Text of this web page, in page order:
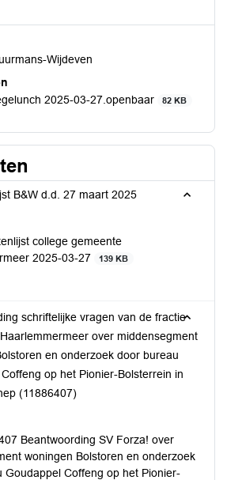
Wijdeven
2025-03-27.openbaar
82 KB
B&W d.d. 27 maart 2025
college gemeente
2025-03-27
139 KB
schriftelijke vragen van de fractie
over middensegment
en onderzoek door bureau
op het Pionier-Bolsterrein in
(11886407)
Beantwoording SV Forza! over
woningen Bolstoren en onderzoek
Goudappel Coffeng op het Pionier-